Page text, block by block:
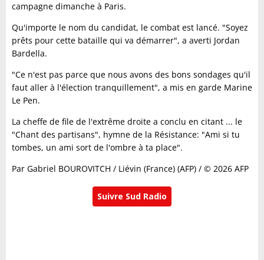
campagne dimanche à Paris.
Qu'importe le nom du candidat, le combat est lancé. "Soyez
prêts pour cette bataille qui va démarrer", a averti Jordan
Bardella.
"Ce n'est pas parce que nous avons des bons sondages qu'il
faut aller à l'élection tranquillement", a mis en garde Marine
Le Pen.
La cheffe de file de l'extrême droite a conclu en citant ... le
"Chant des partisans", hymne de la Résistance: "Ami si tu
tombes, un ami sort de l'ombre à ta place".
Par Gabriel BOUROVITCH / Liévin (France) (AFP) / © 2026 AFP
Suivre Sud Radio